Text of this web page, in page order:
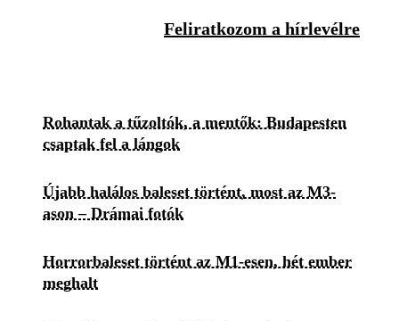
Feliratkozom a hírlevélre
Rohantak a tűzoltók, a mentők: Budapesten
csaptak fel a lángok
Újabb halálos baleset történt, most az M3-
ason – Drámai fotók
Horrorbaleset történt az M1-esen, hét ember
meghalt